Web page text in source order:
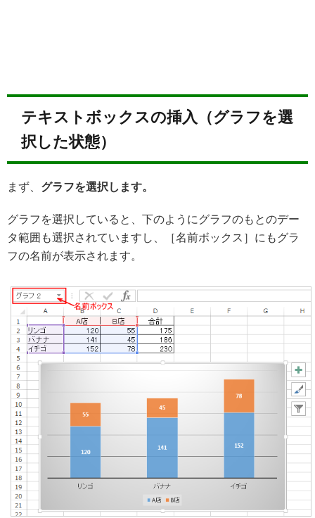
テキストボックスの挿入（グラフを選
択した状態）
まず、 グラフを選択します。
グラフを選択していると、下のようにグラフのもとのデー
タ範囲も選択されていますし、［名前ボックス］にもグラ
フの名前が表示されます。